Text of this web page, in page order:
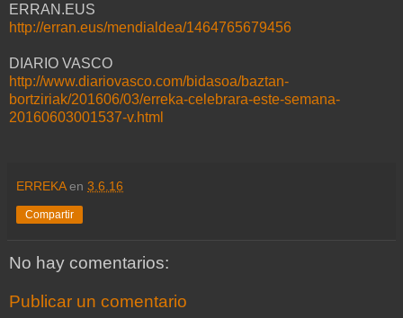
ERRAN.EUS
http://erran.eus/mendialdea/1464765679456
DIARIO VASCO
http://www.diariovasco.com/bidasoa/baztan-
bortziriak/201606/03/erreka-celebrara-este-semana-
20160603001537-v.html
ERREKA en 3.6.16
Compartir
No hay comentarios:
Publicar un comentario